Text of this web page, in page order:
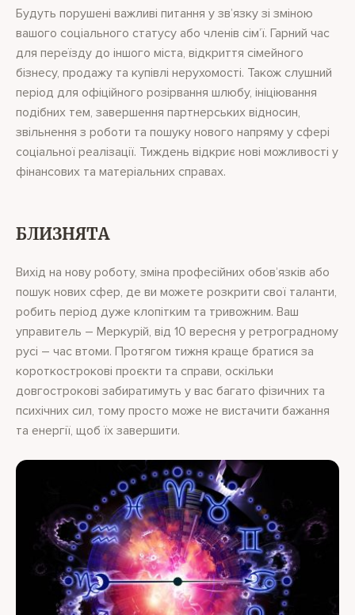
Будуть порушені важливі питання у зв’язку зі зміною
вашого соціального статусу або членів сім’ї. Гарний час
для переїзду до іншого міста, відкриття сімейного
бізнесу, продажу та купівлі нерухомості. Також слушний
період для офіційного розірвання шлюбу, ініціювання
подібних тем, завершення партнерських відносин,
звільнення з роботи та пошуку нового напряму у сфері
соціальної реалізації. Тиждень відкриє нові можливості у
фінансових та матеріальних справах.
БЛИЗНЯТА
Вихід на нову роботу, зміна професійних обов’язків або
пошук нових сфер, де ви можете розкрити свої таланти,
робить період дуже клопітким та тривожним. Ваш
управитель – Меркурій, від 10 вересня у ретроградному
русі – час втоми. Протягом тижня краще братися за
короткострокові проєкти та справи, оскільки
довгострокові забиратимуть у вас багато фізичних та
психічних сил, тому просто може не вистачити бажання
та енергії, щоб їх завершити.